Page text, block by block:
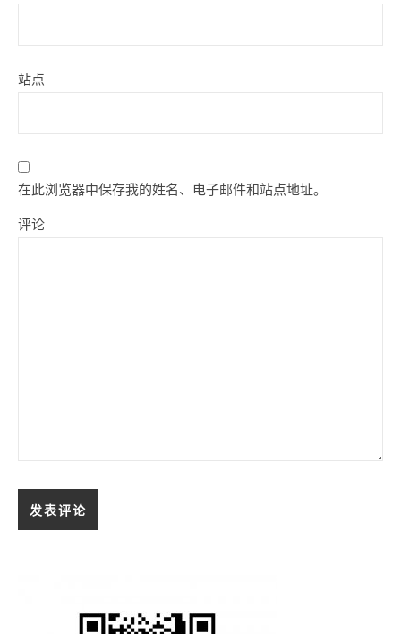
站点
在此浏览器中保存我的姓名、电子邮件和站点地址。
评论